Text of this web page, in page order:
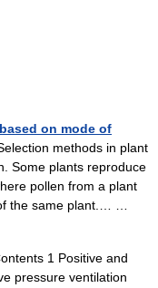
on mode of
methods in plant
Some plants reproduce
pollen from a plant
the same plant.… …
1 Positive and
pressure ventilation